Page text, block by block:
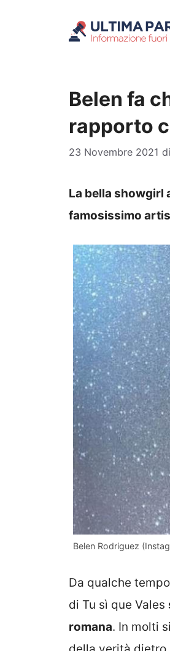
Belen fa
rapporto
23 Novembre 2021 di
La bella showgirl
famosissimo
Belen Rodriguez
Da qualche
di Tu sì que Vales
romana. In molti